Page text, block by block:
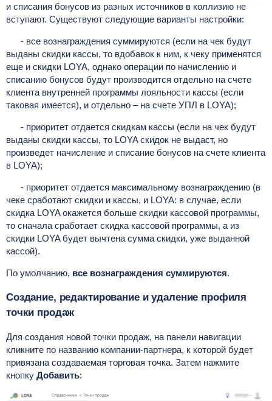
и списания бонусов из разных источников в коллизию не
вступают. Существуют следующие варианты настройки:
- все вознаграждения суммируются (если на чек будут
выданы скидки кассы, то вдобавок к ним, к чеку применятся
еще и скидки LOYA, однако операции по начислению и
списанию бонусов будут производится отдельно на счете
клиента внутренней программы лояльности кассы (если
таковая имеется), и отдельно – на счете УПЛ в LOYA);
- приоритет отдается скидкам кассы (если на чек будут
выданы скидки кассы, то LOYA скидок не выдаст, но
произведет начисление и списание бонусов на счете клиента
в LOYA);
- приоритет отдается максимальному вознаграждению (в
чеке сработают скидки и кассы, и LOYA: в случае, если
скидка LOYA окажется больше скидки кассовой программы,
то сначала сработает скидка кассовой программы, а из
скидки LOYA будет вычтена сумма скидки, уже выданной
кассой).
По умолчанию, все вознаграждения суммируются.
Создание, редактирование и удаление профиля
точки продаж
Для создания новой точки продаж, на панели навигации
кликните по названию компании-партнера, к которой будет
привязана создаваемая торговая точка. Затем нажмите
кнопку Добавить: